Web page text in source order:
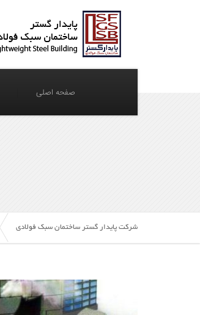
صفحه اصلی
شرکت پایدار گستر ساختمان سبک فولادی